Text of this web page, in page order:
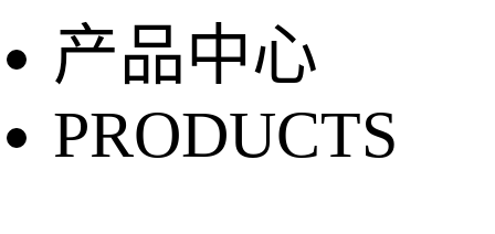
产品中心
PRODUCTS